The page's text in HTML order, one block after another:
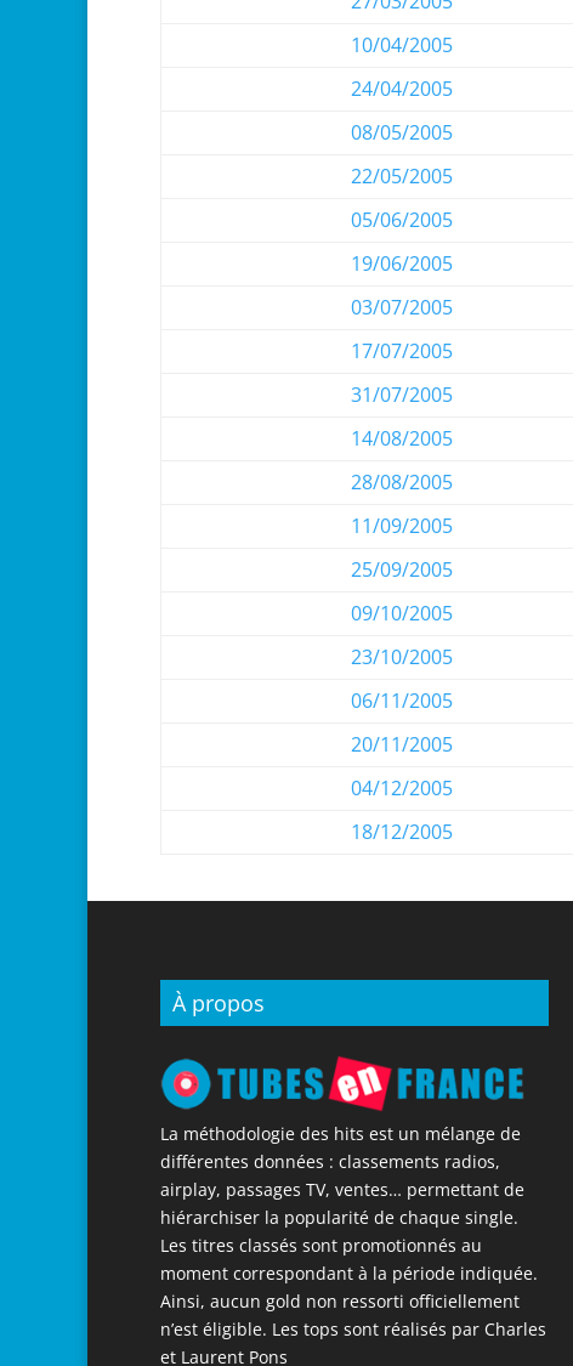
10/04/2005
24/04/2005
08/05/2005
22/05/2005
05/06/2005
19/06/2005
03/07/2005
17/07/2005
31/07/2005
14/08/2005
28/08/2005
11/09/2005
25/09/2005
09/10/2005
23/10/2005
06/11/2005
20/11/2005
04/12/2005
18/12/2005
À propos
La méthodologie des hits est un mélange de
différentes données : classements radios,
airplay, passages TV, ventes… permettant de
hiérarchiser la popularité de chaque single.
Les titres classés sont promotionnés au
moment correspondant à la période indiquée.
Ainsi, aucun gold non ressorti officiellement
n’est éligible. Les tops sont réalisés par Charles
et Laurent Pons